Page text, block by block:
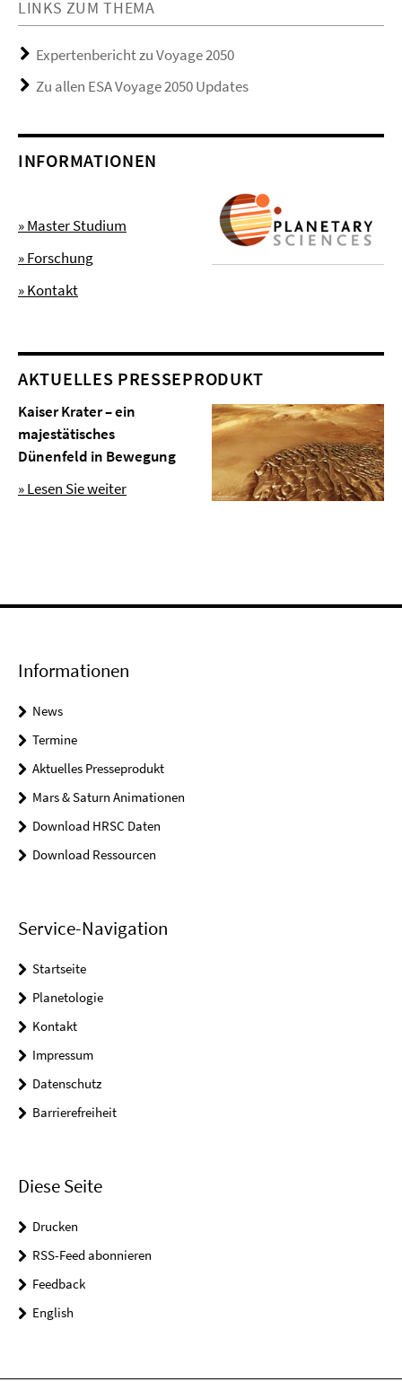
LINKS ZUM THEMA
Expertenbericht zu Voyage 2050
Zu allen ESA Voyage 2050 Updates
INFORMATIONEN
» Master Studium
» Forschung
» Kontakt
AKTUELLES PRESSEPRODUKT
Kaiser Krater – ein
majestätisches
Dünenfeld in Bewegung
» Lesen Sie weiter
Informationen
News
Termine
Aktuelles Presseprodukt
Mars & Saturn Animationen
Download HRSC Daten
Download Ressourcen
Service-Navigation
Startseite
Planetologie
Kontakt
Impressum
Datenschutz
Barrierefreiheit
Diese Seite
Drucken
RSS-Feed abonnieren
Feedback
English